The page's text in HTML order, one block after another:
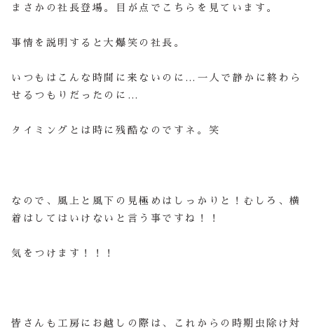
まさかの社長登場。目が点でこちらを見ています。
事情を説明すると大爆笑の社長。
いつもはこんな時間に来ないのに…一人で静かに終わら
せるつもりだったのに…
タイミングとは時に残酷なのですネ。笑
なので、風上と風下の見極めはしっかりと！むしろ、横
着はしてはいけないと言う事ですね！！
気をつけます！！！
皆さんも工房にお越しの際は、これからの時期虫除け対